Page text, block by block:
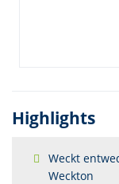
Highlights
Weckt
Weckton